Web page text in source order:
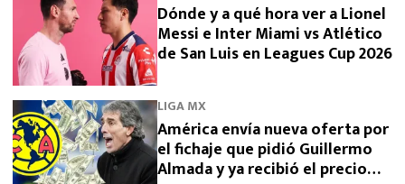
Dónde y a qué hora ver a Lionel
Messi e Inter Miami vs Atlético
de San Luis en Leagues Cup 2026
LIGA MX
América envía nueva oferta por
el fichaje que pidió Guillermo
Almada y ya recibió el precio